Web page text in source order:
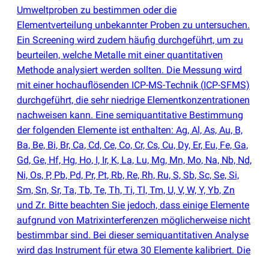
Umweltproben zu bestimmen oder die
Elementverteilung unbekannter Proben zu untersuchen.
Ein Screening wird zudem häufig durchgeführt, um zu
beurteilen, welche Metalle mit einer quantitativen
Methode analysiert werden sollten. Die Messung wird
mit einer hochauflösenden ICP-MS-Technik (ICP-SFMS)
durchgeführt, die sehr niedrige Elementkonzentrationen
nachweisen kann. Eine semiquantitative Bestimmung
der folgenden Elemente ist enthalten: Ag, Al, As, Au, B,
Ba, Be, Bi, Br, Ca, Cd, Ce, Co, Cr, Cs, Cu, Dy, Er, Eu, Fe, Ga,
Gd, Ge, Hf, Hg, Ho, I, Ir, K, La, Lu, Mg, Mn, Mo, Na, Nb, Nd,
Ni, Os, P, Pb, Pd, Pr, Pt, Rb, Re, Rh, Ru, S, Sb, Sc, Se, Si,
Sm, Sn, Sr, Ta, Tb, Te, Th, Ti, Tl, Tm, U, V, W, Y, Yb, Zn
und Zr. Bitte beachten Sie jedoch, dass einige Elemente
aufgrund von Matrixinterferenzen möglicherweise nicht
bestimmbar sind. Bei dieser semiquantitativen Analyse
wird das Instrument für etwa 30 Elemente kalibriert. Die